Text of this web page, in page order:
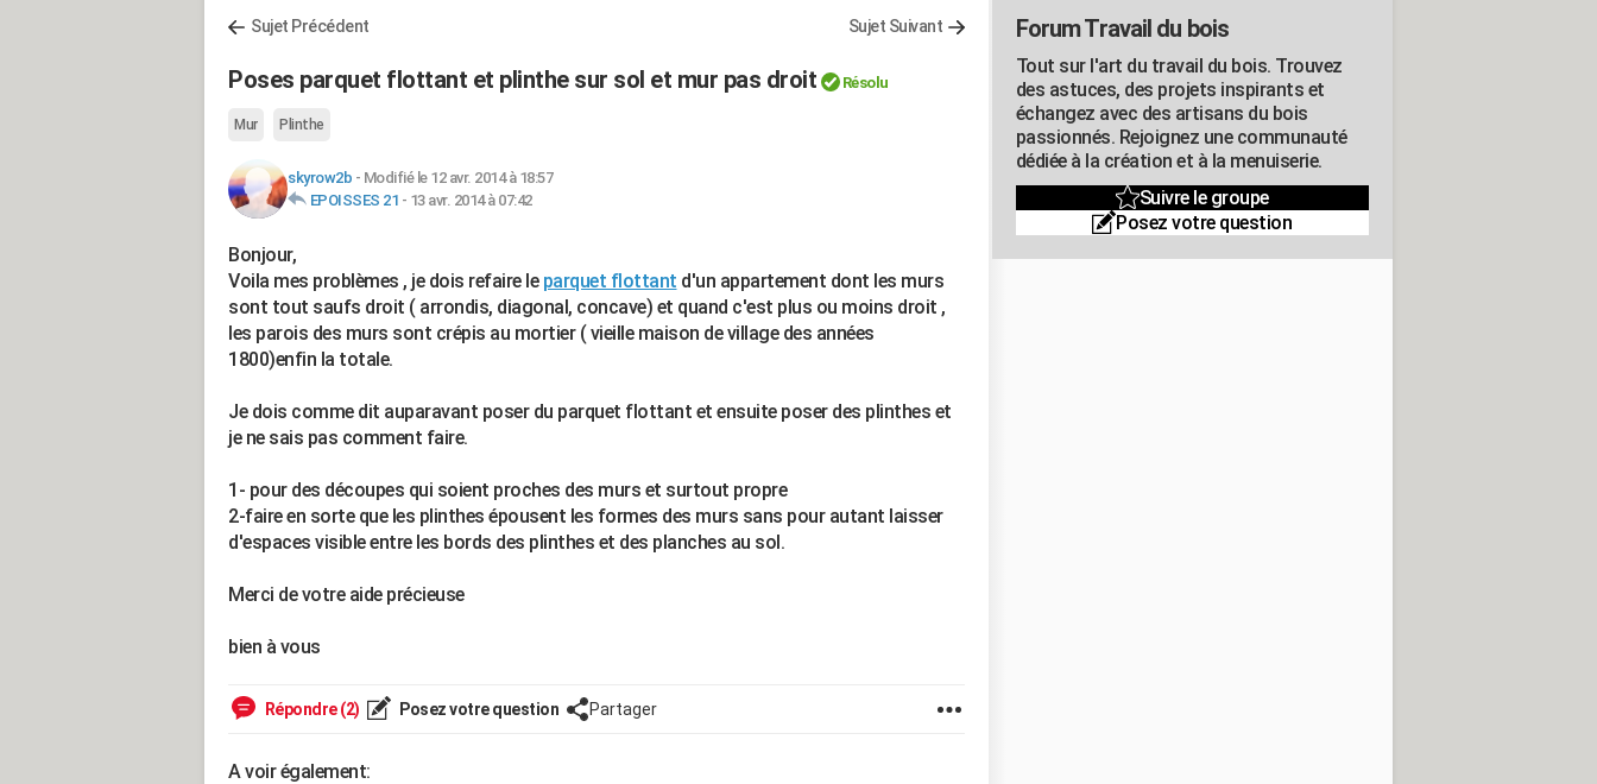
Sujet Précédent Sujet Suivant
Poses parquet flottant et plinthe sur sol et mur pas droit Résolu
Mur Plinthe
skyrow2b - Modifié le 12 avr. 2014 à 18:57
EPOISSES 21 - 13 avr. 2014 à 07:42
Bonjour,
Voila mes problèmes , je dois refaire le parquet flottant d'un appartement dont les murs
sont tout saufs droit ( arrondis, diagonal, concave) et quand c'est plus ou moins droit ,
les parois des murs sont crépis au mortier ( vieille maison de village des années
1800)enfin la totale.
Je dois comme dit auparavant poser du parquet flottant et ensuite poser des plinthes et
je ne sais pas comment faire.
1- pour des découpes qui soient proches des murs et surtout propre
2-faire en sorte que les plinthes épousent les formes des murs sans pour autant laisser
d'espaces visible entre les bords des plinthes et des planches au sol.
Merci de votre aide précieuse
bien à vous
Répondre (2) Posez votre question Partager
A voir également:
Forum Travail du bois
Tout sur l'art du travail du bois. Trouvez
des astuces, des projets inspirants et
échangez avec des artisans du bois
passionnés. Rejoignez une communauté
dédiée à la création et à la menuiserie.
Suivre le groupe
Posez votre question